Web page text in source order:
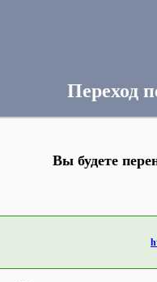
Переход
Вы будете